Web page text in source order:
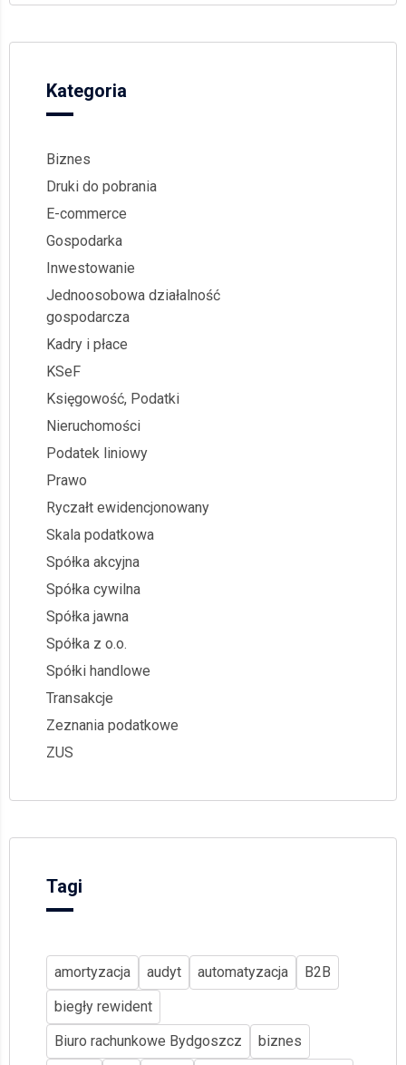
Kategoria
Biznes
Druki do pobrania
E-commerce
Gospodarka
Inwestowanie
Jednoosobowa działalność
gospodarcza
Kadry i płace
KSeF
Księgowość, Podatki
Nieruchomości
Podatek liniowy
Prawo
Ryczałt ewidencjonowany
Skala podatkowa
Spółka akcyjna
Spółka cywilna
Spółka jawna
Spółka z o.o.
Spółki handlowe
Transakcje
Zeznania podatkowe
ZUS
Tagi
amortyzacja audyt automatyzacja
B2B
biegły rewident
Biuro rachunkowe Bydgoszcz
biznes